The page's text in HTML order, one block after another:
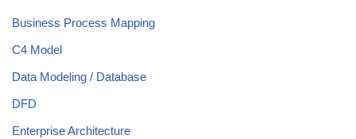
Business Process Mapping
C4 Model
Data Modeling / Database
DFD
Enterprise Architecture